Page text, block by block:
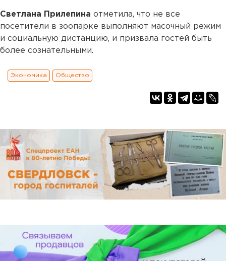
Светлана Прилепина отметила, что не все
посетители в зоопарке выполняют масочный режим
и социальную дистанцию, и призвала гостей быть
более сознательными.
Экономика Общество